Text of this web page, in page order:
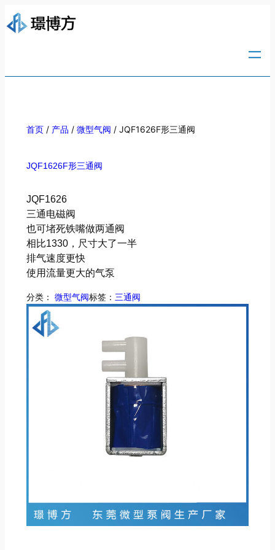
首页 / 产品 / 微型气阀 / JQF1626F形三通阀
JQF1626F形三通阀
JQF1626
三通电磁阀
也可堵死铁嘴做两通阀
相比1330，尺寸大了一半
排气速度更快
使用流量更大的气泵
分类： 微型气阀标签： 三通阀